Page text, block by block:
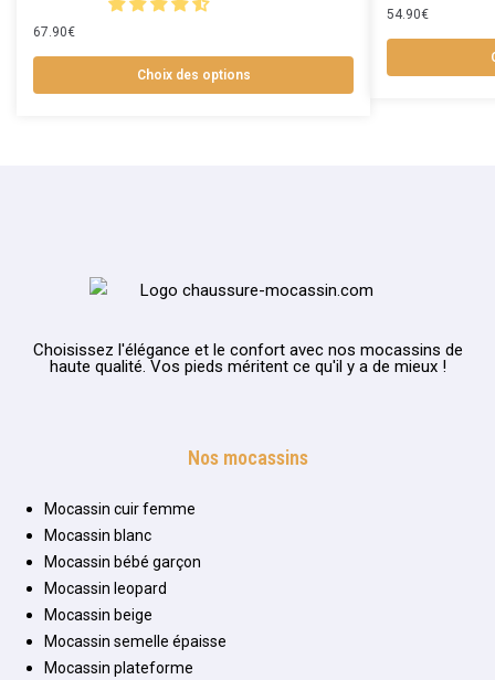
67.90€
Choix des options
54.90€
Choisissez l'élégance et le confort avec nos mocassins de
haute qualité. Vos pieds méritent ce qu'il y a de mieux !
Nos mocassins
Mocassin cuir femme
Mocassin blanc
Mocassin bébé garçon
Mocassin leopard
Mocassin beige
Mocassin semelle épaisse
Mocassin plateforme